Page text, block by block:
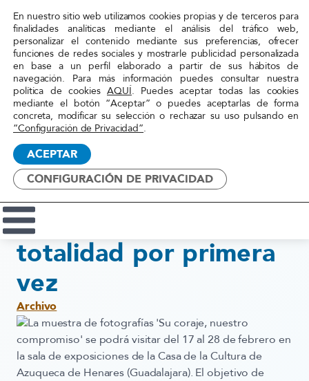
Red
Inicio»Actualidad»'Su coraje, nuestro
compromiso' se expone en su
totalidad por primera vez
17 febrero, 2015
'Su coraje, nuestro
compromiso' se
expone en su
totalidad por primera
vez
Archivo
La muestra de fotografías 'Su coraje, nuestro
compromiso' se podrá visitar del 17 al 28 de febrero en
la sala de exposiciones de la Casa de la Cultura de
Azuqueca de Henares (Guadalajara). El objetivo de
En nuestro sitio web utilizamos cookies propias y de terceros para
finalidades analíticas mediante el análisis del tráfico web,
personalizar el contenido mediante sus preferencias, ofrecer
funciones de redes sociales y mostrarle publicidad personalizada
en base a un perfil elaborado a partir de sus hábitos de
navegación. Para más información puedes consultar nuestra
política de cookiesAQUÍ. Puedes aceptar todas las cookies
mediante el botón “Aceptar” o puedes aceptarlas de forma
concreta, modificar su selección o rechazar su uso pulsando en
“Configuración de Privacidad”.
ACEPTAR
CONFIGURACIÓN DE PRIVACIDAD